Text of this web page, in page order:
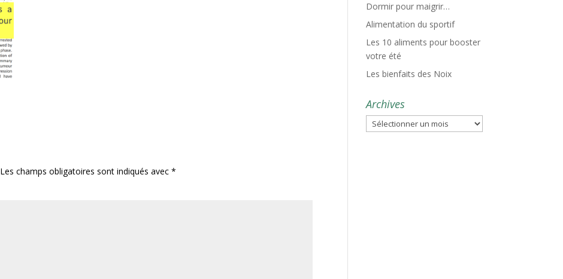
Les champs obligatoires sont indiqués avec*
Dormir pour maigrir…
Alimentation du sportif
Les 10 aliments pour booster
votre été
Les bienfaits des Noix
Archives
Archives